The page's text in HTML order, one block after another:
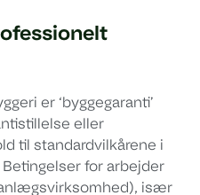
er ‘byggegaranti’
eller
til standardvilkårene i
for arbejder
især